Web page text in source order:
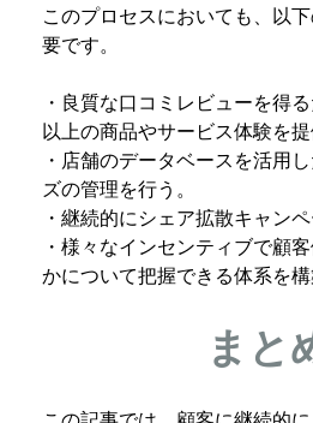
このプロセスにおいても、以
要です。
・良質な口コミレビューを得
以上の商品やサービス体験を
・店舗のデータベースを活用
ズの管理を行う。
・継続的にシェア拡散キャンペ
・様々なインセンティブで顧
かについて把握できる体系を構
まと